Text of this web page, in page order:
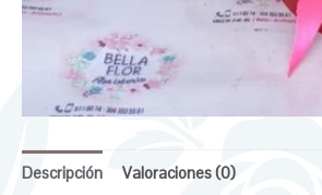
Descripción Valoraciones (0)